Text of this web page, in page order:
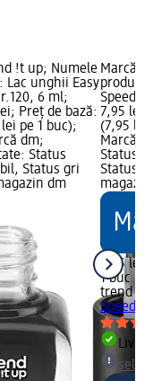
!t up; Numele
Lac unghii Easy
6 ml;
Preț de bază:
pe 1 buc);
dm;
Status
Status gri
dm
Marcă:
Speedy
7,95 lei;
(7,95 lei
Marcă
Status
Status
7,95 lei
1 buc
trend !t
Speedy